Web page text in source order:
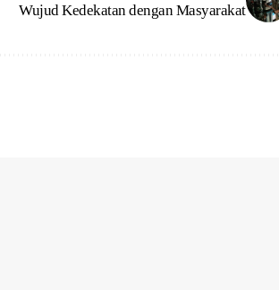
Wujud Kedekatan dengan Masyarakat